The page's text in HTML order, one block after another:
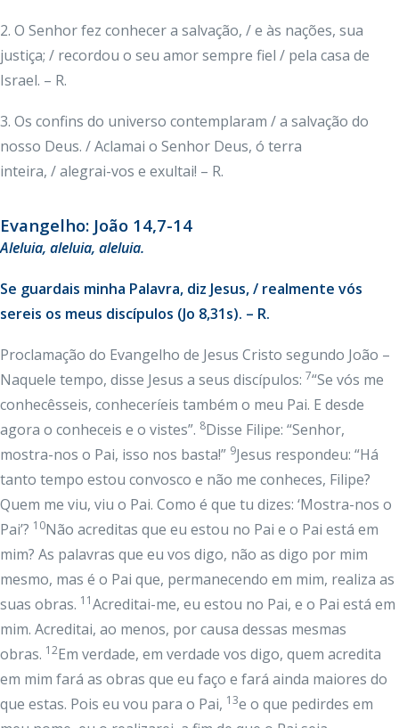
2. O Senhor fez conhecer a salvação, / e às nações, sua
justiça; / recordou o seu amor sempre fiel / pela casa de
Israel. – R.
3. Os confins do universo contemplaram / a salvação do
nosso Deus. / Aclamai o Senhor Deus, ó terra
inteira, / alegrai-vos e exultai! – R.
Evangelho: João 14,7-14
Aleluia, aleluia, aleluia.
Se guardais minha Palavra, diz Jesus, / realmente vós
sereis os meus discípulos (Jo 8,31s). – R.
Proclamação do Evangelho de Jesus Cristo segundo João –
Naquele tempo, disse Jesus a seus discípulos: 7“Se vós me
conhecêsseis, conheceríeis também o meu Pai. E desde
agora o conheceis e o vistes”. 8Disse Filipe: “Senhor,
mostra-nos o Pai, isso nos basta!” 9Jesus respondeu: “Há
tanto tempo estou convosco e não me conheces, Filipe?
Quem me viu, viu o Pai. Como é que tu dizes: ‘Mostra-nos o
Pai’? 10Não acreditas que eu estou no Pai e o Pai está em
mim? As palavras que eu vos digo, não as digo por mim
mesmo, mas é o Pai que, permanecendo em mim, realiza as
suas obras. 11Acreditai-me, eu estou no Pai, e o Pai está em
mim. Acreditai, ao menos, por causa dessas mesmas
obras. 12Em verdade, em verdade vos digo, quem acredita
em mim fará as obras que eu faço e fará ainda maiores do
que estas. Pois eu vou para o Pai, 13e o que pedirdes em